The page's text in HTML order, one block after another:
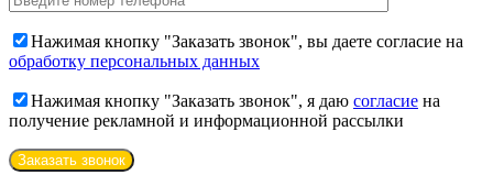
Нажимая кнопку "Заказать звонок", вы даете согласие на
обработку персональных данных
Нажимая кнопку "Заказать звонок", я даю cогласие на
получение рекламной и информационной рассылки